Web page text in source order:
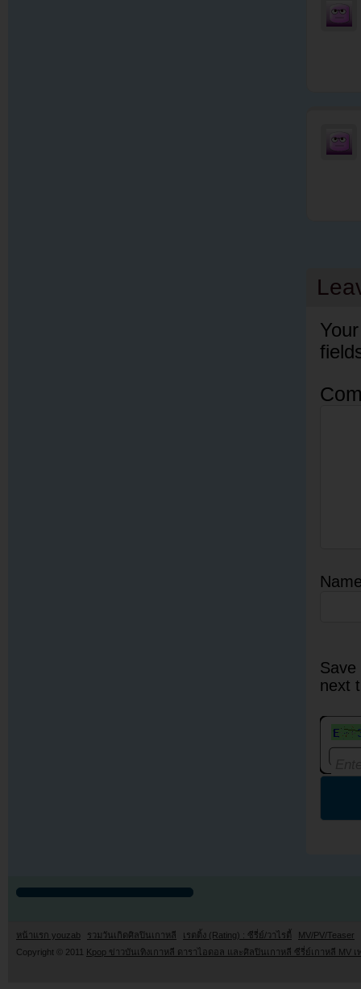
next
หน้าแรก youzab รวมวันเกิดศิลปินเกาหลี เรตติ้ง (Rating) : ซีรี่ย์/วาไรตี้
MV/PV/Teaser
Copyright © 2011 Kpop ข่าวบันเทิงเกาหลี ดาราไอดอล และศิลปินเกาหลี ซีรี่ย์เกาหลี MV